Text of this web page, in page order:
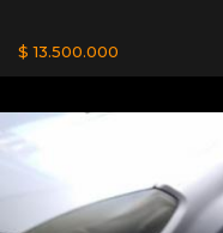
$ 13.500.000